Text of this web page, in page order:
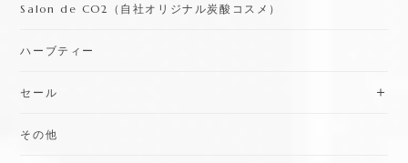
Salon de CO2（自社オリジナル炭酸コスメ）
ハーブティー
セール
その他